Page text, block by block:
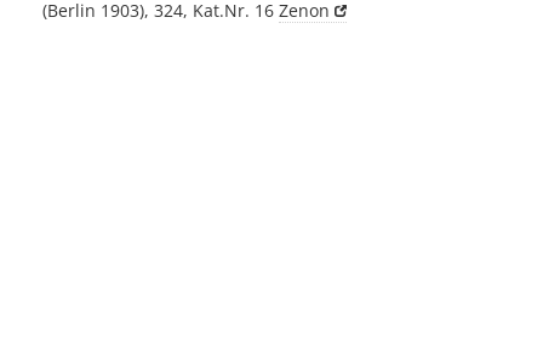
(Berlin 1903), 324, Kat.Nr. 16 Zenon